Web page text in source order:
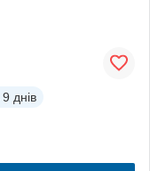
9 днів